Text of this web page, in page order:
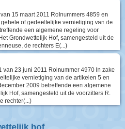
15 maart 2011 Rolnummers 4859 en
of gedeeltelijke vernietiging van de
een algemene regeling voor
Grondwettelijk Hof, samengesteld uit de
de rechters E(...)
van 23 juni 2011 Rolnummer 4970 In zake
vernietiging van de artikelen 5 en
2009 betreffende een algemene
Hof, samengesteld uit de voorzitters R.
rechter(...)